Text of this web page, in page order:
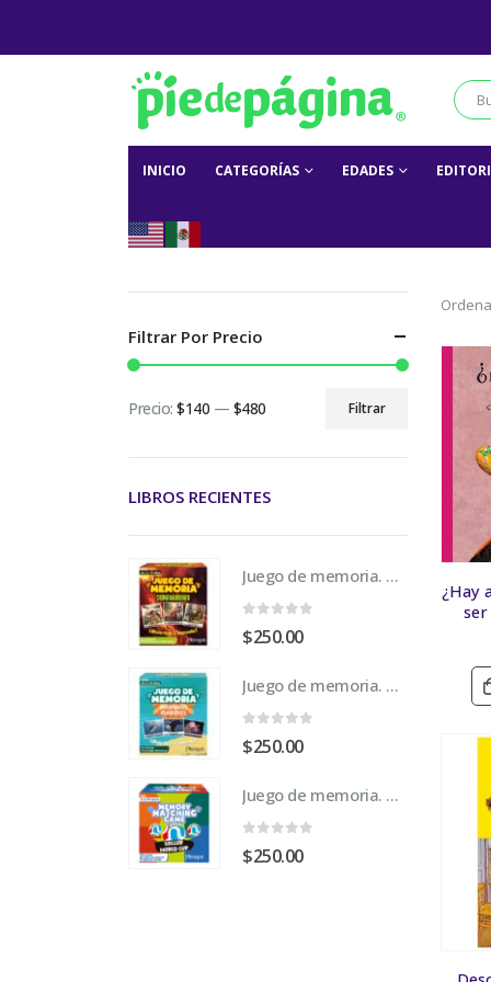
INICIO CATEGORÍAS EDADES
¿Hay
ser
Filtrar Por Precio
Filtrar
Precio:$140 — $480
LIBROS RECIENTES
Juego de memoria. Dinosaurios
$250.00
Juego de memoria. Animales Marinos
$250.00
Juego de memoria. Mundial de Fútbol 2026
$250.00